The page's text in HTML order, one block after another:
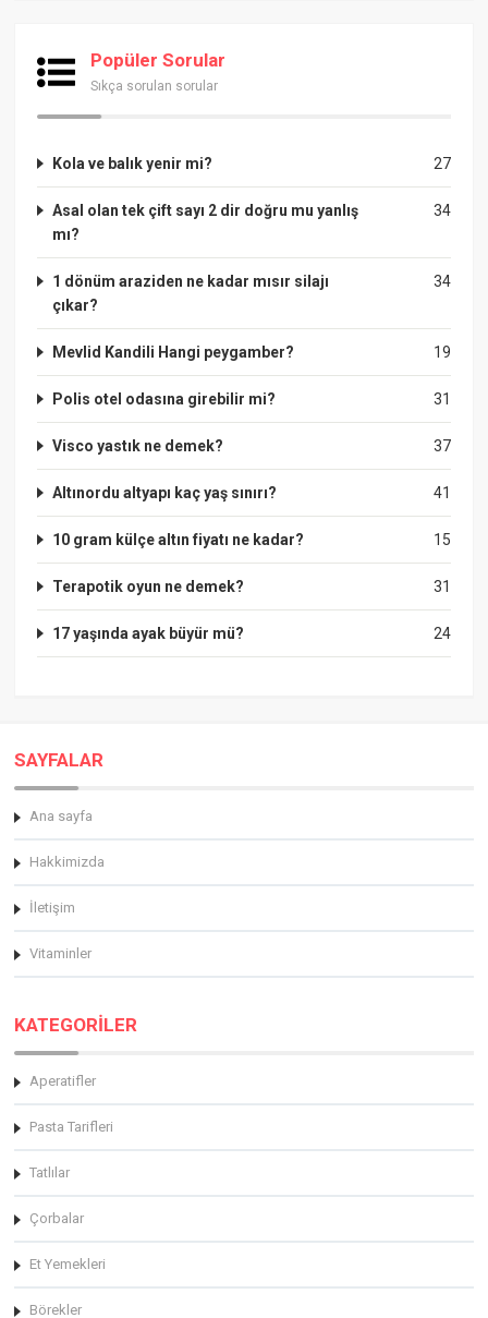
Popüler Sorular
Sıkça sorulan sorular
27
Kola ve balık yenir mi?
34
Asal olan tek çift sayı 2 dir doğru mu yanlış
mı?
34
1 dönüm araziden ne kadar mısır silajı
çıkar?
19
Mevlid Kandili Hangi peygamber?
31
Polis otel odasına girebilir mi?
37
Visco yastık ne demek?
41
Altınordu altyapı kaç yaş sınırı?
15
10 gram külçe altın fiyatı ne kadar?
31
Terapotik oyun ne demek?
24
17 yaşında ayak büyür mü?
SAYFALAR
Ana sayfa
Hakkimizda
İletişim
Vitaminler
KATEGORİLER
Aperatifler
Pasta Tarifleri
Tatlılar
Çorbalar
Et Yemekleri
Börekler